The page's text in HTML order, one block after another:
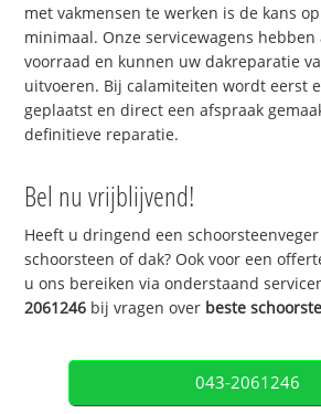
met vakmensen te werken is de kans
minimaal. Onze servicewagens
voorraad en kunnen uw dakreparatie
uitvoeren. Bij calamiteiten wordt eerst
geplaatst en direct een afspraak
definitieve reparatie.
Bel nu vrijblijvend!
Heeft u dringend een
schoorsteen of dak? Ook voor een
u ons bereiken via onderstaand
2061246 bij vragen over beste
043-2061246